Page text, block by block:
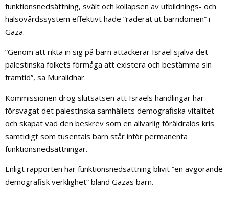
funktionsnedsättning, svält och kollapsen av utbildnings- och
hälsovårdssystem effektivt hade ”raderat ut barndomen” i
Gaza.
”Genom att rikta in sig på barn attackerar Israel själva det
palestinska folkets förmåga att existera och bestämma sin
framtid”, sa Muralidhar.
Kommissionen drog slutsatsen att Israels handlingar har
försvagat det palestinska samhällets demografiska vitalitet
och skapat vad den beskrev som en allvarlig föräldralös kris
samtidigt som tusentals barn står inför permanenta
funktionsnedsättningar.
Enligt rapporten har funktionsnedsättning blivit ”en avgörande
demografisk verklighet” bland Gazas barn.